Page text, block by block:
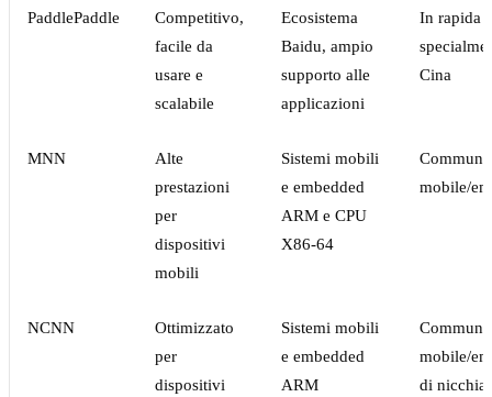
PaddlePaddle
Competitivo,
facile da
usare e
scalabile
Ecosistema
Baidu, ampio
supporto alle
applicazioni
In rapida
Cina
MNN
Alte
prestazioni
per
dispositivi
mobili
Sistemi mobili
e embedded
ARM e CPU
X86-64
mobile/
NCNN
Ottimizzato
per
dispositivi
Sistemi mobili
e embedded
ARM
mobile/
di nicchia